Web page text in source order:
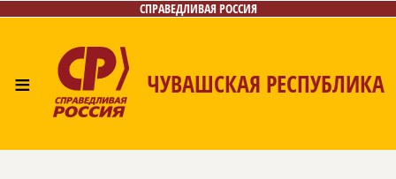
СПРАВЕДЛИВАЯ РОССИЯ
≡ ЧУВАШСКАЯ РЕСПУБЛИКА